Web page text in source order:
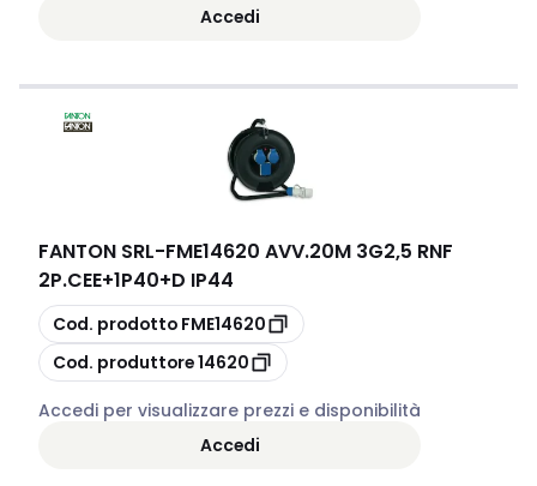
Accedi
FANTON SRL-FME14620 AVV.20M 3G2,5 RNF
2P.CEE+1P40+D IP44
copia
Cod. prodotto FME14620
copia
Cod. produttore14620
Accedi per visualizzare prezzi e disponibilità
Accedi